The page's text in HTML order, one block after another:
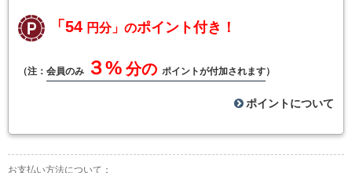
「54 円分」のポイント付き！
（注： 会員のみ ３% 分の ポイントが付加されます）
ポイントについて
お支払い方法について：